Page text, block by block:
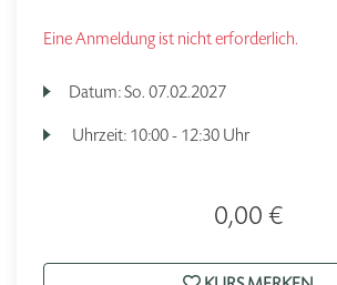
Eine Anmeldung ist nicht erforderlich.
Datum:So. 07.02.2027
Uhrzeit: 10:00 - 12:30 Uhr
0,00 €